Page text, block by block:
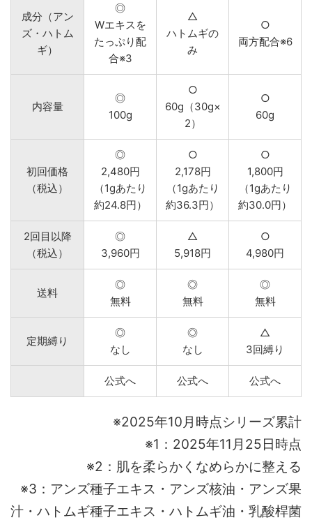
成分（アン
ズ・ハトム
ギ）
◎
Wエキスを
たっぷり配
合※3
△
ハトムギの
み
○
両方配合※6
内容量
◎
100g
○
60g（30g×
2）
○
60g
初回価格
（税込）
◎
2,480円
（1gあたり
約24.8円）
○
2,178円
（1gあたり
約36.3円）
○
1,800円
（1gあたり
約30.0円）
2回目以降
（税込）
◎
3,960円
△
5,918円
○
4,980円
送料
◎
無料
◎
無料
◎
無料
定期縛り
◎
なし
◎
なし
△
3回縛り
公式へ 公式へ 公式へ
※2025年10月時点シリーズ累計
※1：2025年11月25日時点
※2：肌を柔らかくなめらかに整える
※3：アンズ種子エキス・アンズ核油・アンズ果
汁・ハトムギ種子エキス・ハトムギ油・乳酸桿菌